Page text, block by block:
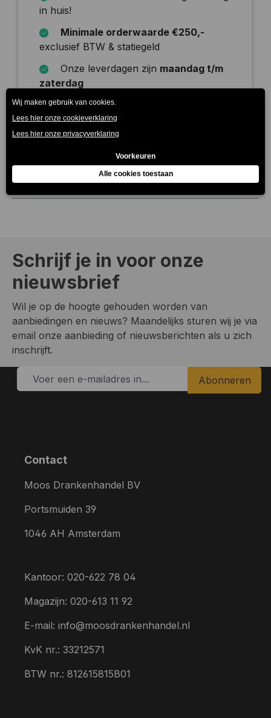
in huis!
Minimale orderwaarde €250,-
exclusief BTW & statiegeld
Onze leverdagen zijn maandag t/m
zaterdag
Beschrijving
Tropical Ralphie is een vloeibare lifehack. Het maakt
niet uit of de r in de maand is, je bovenaan een ski
piste staat of on…Meer
Schrijf je in voor onze
nieuwsbrief
Wil je op de hoogte gehouden worden van
aanbiedingen en nieuws? Maandelijks sturen wij je via
email onze aanbieding of nieuwsberichten als u zich
inschrijft.
Abonneren
Contact
Moos Drankenhandel BV
Portsmuiden 39
1046 AH Amsterdam
Kantoor: 020-622 78 04
Magazijn: 020-613 11 92
E-mail: info@moosdrankenhandel.nl
KvK nr.: 33212571
BTW nr.: 812615815B01